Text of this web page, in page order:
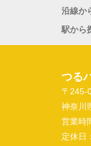
沿線か
駅から
つる
〒245-
神奈川
営業時
定休日：